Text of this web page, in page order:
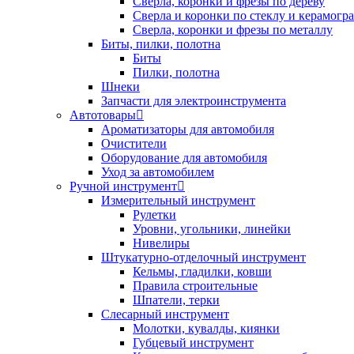
Сверла и коронки по стеклу и
Сверла, коронки и фрезы по металлу
Биты, пилки, полотна
Биты
Пилки, полотна
Шнеки
Запчасти для электроинструмента
Автотовары
Ароматизаторы для автомобиля
Очистители
Оборудование для автомобиля
Уход за автомобилем
Ручной инструмент
Измерительный инструмент
Рулетки
Уровни, угольники, линейки
Нивелиры
Штукатурно-отделочный инструмент
Кельмы, гладилки, ковши
Правила строительные
Шпатели, терки
Слесарный инструмент
Молотки, кувалды, киянки
Губцевый инструмент